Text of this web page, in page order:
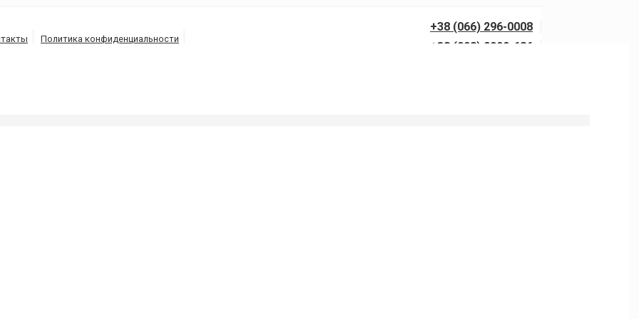
+38 (066) 296-0008
+38 (098) 0099-686
Политика конфиденциальности
трубопроводов под высоким давлением потоком воды напором от 150 до 300 бар с
10 минут в г. Близнюки.